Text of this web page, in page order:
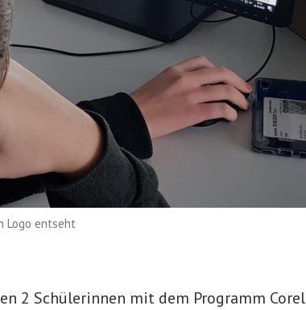
Logo entseht
2 Schülerinnen mit dem Programm Corel